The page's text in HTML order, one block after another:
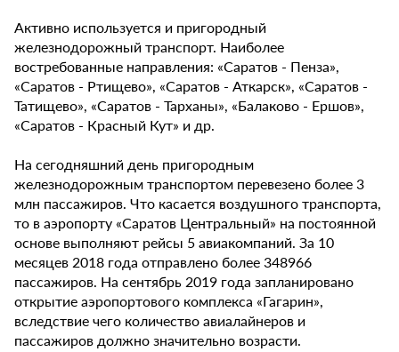
Активно используется и пригородный
железнодорожный транспорт. Наиболее
востребованные направления: «Саратов - Пенза»,
«Саратов - Ртищево», «Саратов - Аткарск», «Саратов -
Татищево», «Саратов - Тарханы», «Балаково - Ершов»,
«Саратов - Красный Кут» и др.
На сегодняшний день пригородным
железнодорожным транспортом перевезено более 3
млн пассажиров. Что касается воздушного транспорта,
то в аэропорту «Саратов Центральный» на постоянной
основе выполняют рейсы 5 авиакомпаний. За 10
месяцев 2018 года отправлено более 348966
пассажиров. На сентябрь 2019 года запланировано
открытие аэропортового комплекса «Гагарин»,
вследствие чего количество авиалайнеров и
пассажиров должно значительно возрасти.